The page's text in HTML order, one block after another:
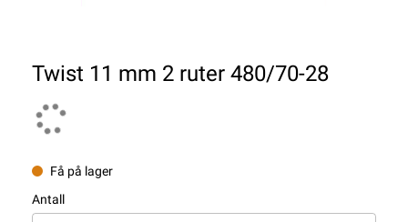
Twist 11 mm 2 ruter 480/70-28
Få på lager
Antall